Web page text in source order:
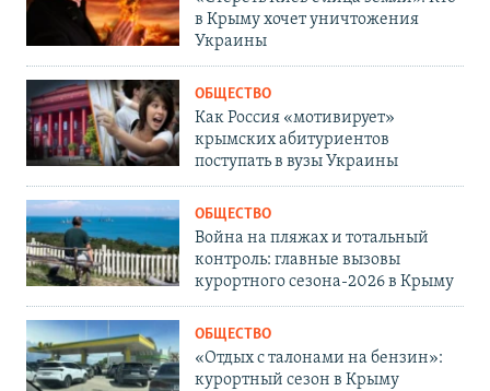
в Крыму хочет уничтожения
Украины
ОБЩЕСТВО
Как Россия «мотивирует»
крымских абитуриентов
поступать в вузы Украины
ОБЩЕСТВО
Война на пляжах и тотальный
контроль: главные вызовы
курортного сезона-2026 в Крыму
ОБЩЕСТВО
«Отдых с талонами на бензин»:
курортный сезон в Крыму